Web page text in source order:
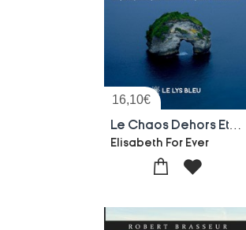
16,10€
Elisabeth For Ever